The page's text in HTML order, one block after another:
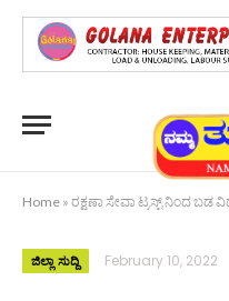
Home » ರಕ್ಷಣಾ ಸೇವಾ ಟ್ರಸ್ಟ್ ನಿಂದ ಬಡ
ಜಿಲ್ಲಾ ಸುದ್ದಿ February 10, 2022